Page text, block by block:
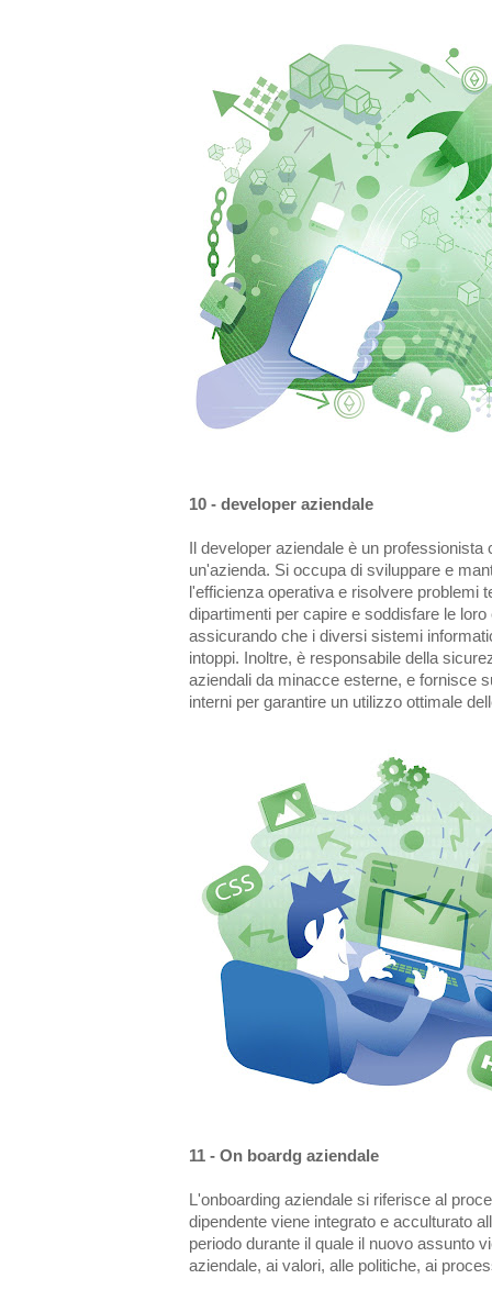
10 - developer aziendale
Il developer aziendale è un
un'azienda. Si occupa di sviluppare e
l'efficienza operativa e risolvere problemi
dipartimenti per capire e soddisfare le
assicurando che i diversi sistemi
intoppi. Inoltre, è responsabile della
aziendali da minacce esterne, e fornisce
interni per garantire un utilizzo ottimale
11 - On boardg aziendale
L'onboarding aziendale si riferisce al
dipendente viene integrato e acculturato
periodo durante il quale il nuovo assunto
aziendale, ai valori, alle politiche, ai